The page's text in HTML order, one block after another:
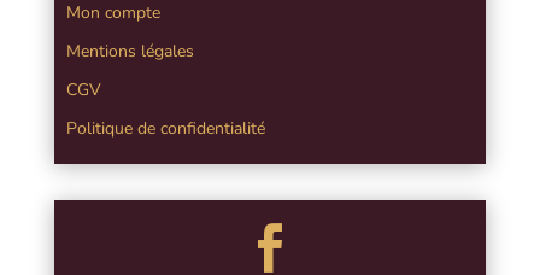
Mon compte
Mentions légales
CGV
Politique de confidentialité
